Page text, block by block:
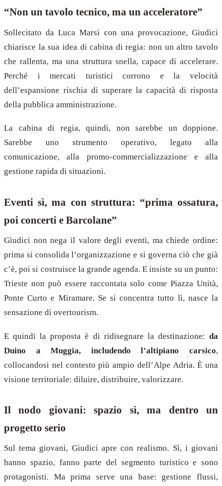
“Non un tavolo tecnico, ma un acceleratore”
Sollecitato da Luca Marsi con una provocazione, Giudici
chiarisce la sua idea di cabina di regia: non un altro tavolo
che rallenta, ma una struttura snella, capace di accelerare.
Perché i mercati turistici corrono e la velocità
dell’espansione rischia di superare la capacità di risposta
della pubblica amministrazione.
La cabina di regia, quindi, non sarebbe un doppione.
Sarebbe uno strumento operativo, legato alla
comunicazione, alla promo-commercializzazione e alla
gestione rapida di situazioni.
Eventi sì, ma con struttura: “prima ossatura,
poi concerti e Barcolane”
Giudici non nega il valore degli eventi, ma chiede ordine:
prima si consolida l’organizzazione e si governa ciò che già
c’è, poi si costruisce la grande agenda. E insiste su un punto:
Trieste non può essere raccontata solo come Piazza Unità,
Ponte Curto e Miramare. Se si concentra tutto lì, nasce la
sensazione di overtourism.
E quindi la proposta è di ridisegnare la destinazione: da
Duino a Muggia, includendo l’altipiano carsico,
collocandosi nel contesto più ampio dell’Alpe Adria. È una
visione territoriale: diluire, distribuire, valorizzare.
Il nodo giovani: spazio sì, ma dentro un
progetto serio
Sul tema giovani, Giudici apre con realismo. Sì, i giovani
hanno spazio, fanno parte del segmento turistico e sono
protagonisti. Ma prima serve una base: gestione flussi,